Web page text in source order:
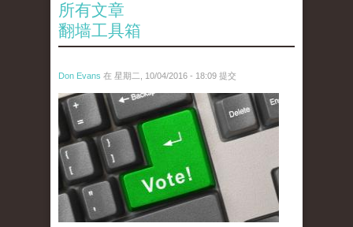
所有文章
翻墙工具箱
Don Evans 在 星期二, 10/04/2016 - 18:09 提交
tou_xia_.jpg